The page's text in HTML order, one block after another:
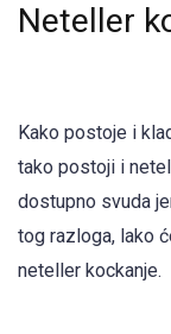
Neteller
Kako postoje i
tako postoji i
dostupno svuda
tog razloga, lako
neteller kockanje.